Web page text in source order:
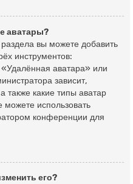
аватары?
вы можете добавить
инструментов:
аватара» или
зависит,
также какие типы аватар
можете использовать
конференции для
его?